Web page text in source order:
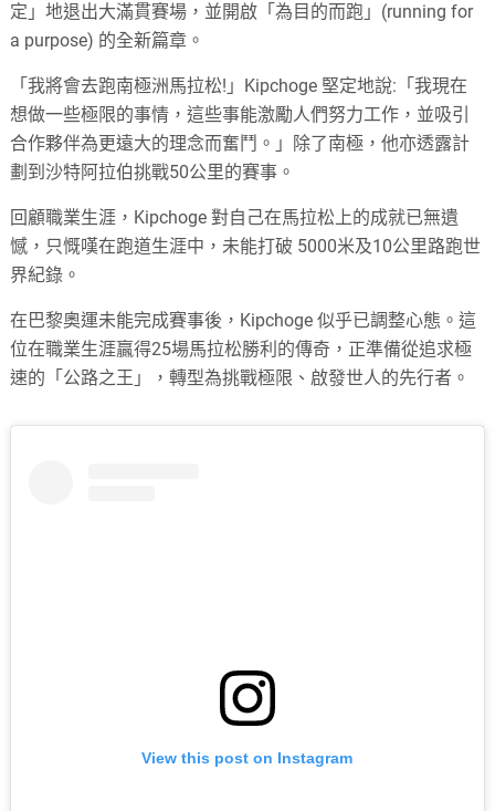
定」地退出大滿貫賽場，並開啟「為目的而跑」(running for
a purpose) 的全新篇章。
「我將會去跑南極洲馬拉松!」Kipchoge 堅定地說:「我現在
想做一些極限的事情，這些事能激勵人們努力工作，並吸引
合作夥伴為更遠大的理念而奮鬥。」除了南極，他亦透露計
劃到沙特阿拉伯挑戰50公里的賽事。
回顧職業生涯，Kipchoge 對自己在馬拉松上的成就已無遺
憾，只慨嘆在跑道生涯中，未能打破 5000米及10公里路跑世
界紀錄。
在巴黎奧運未能完成賽事後，Kipchoge 似乎已調整心態。這
位在職業生涯贏得25場馬拉松勝利的傳奇，正準備從追求極
速的「公路之王」，轉型為挑戰極限、啟發世人的先行者。
View this post on Instagram